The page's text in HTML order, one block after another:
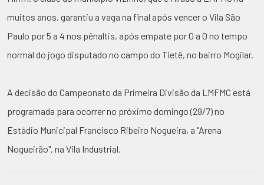
muitos anos, garantiu a vaga na final após vencer o Vila São
Paulo por 5 a 4 nos pênaltis, após empate por 0 a 0 no tempo
normal do jogo disputado no campo do Tietê, no bairro Mogilar.
A decisão do Campeonato da Primeira Divisão da LMFMC está
programada para ocorrer no próximo domingo (29/7) no
Estádio Municipal Francisco Ribeiro Nogueira, a "Arena
Nogueirão", na Vila Industrial.